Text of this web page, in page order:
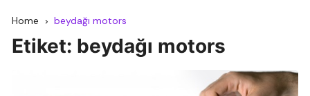
Home beydağı motors
Etiket: beydağı motors